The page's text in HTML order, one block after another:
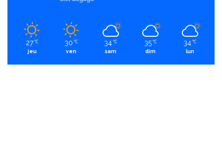
27 ℃
jeu
30 ℃
ven
34 ℃
sam
35 ℃
dim
34 ℃
lun